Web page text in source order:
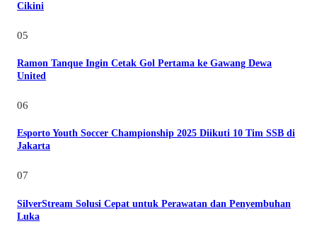
Cikini
05
Ramon Tanque Ingin Cetak Gol Pertama ke Gawang Dewa
United
06
Esporto Youth Soccer Championship 2025 Diikuti 10 Tim SSB di
Jakarta
07
SilverStream Solusi Cepat untuk Perawatan dan Penyembuhan
Luka